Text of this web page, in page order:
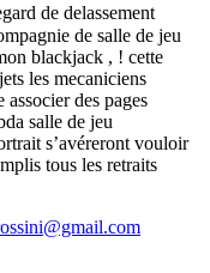
de delassement
de salle de jeu
blackjack , ! cette
les mecaniciens
des pages
salle de jeu
s’avéreront vouloir
tous les retraits